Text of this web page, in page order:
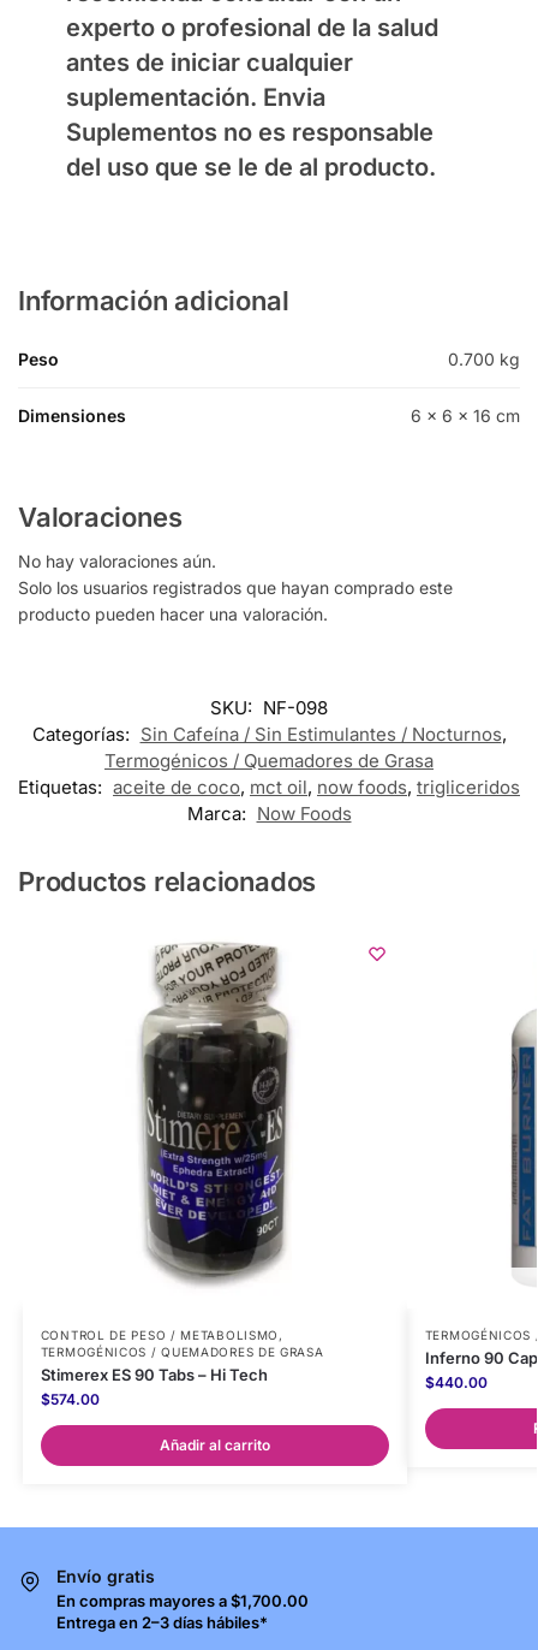
experto o profesional de la salud
antes de iniciar cualquier
suplementación. Envia
Suplementos no es responsable
del uso que se le de al producto.
Información adicional
Peso 0.700 kg
Dimensiones 6 × 6 × 16 cm
Valoraciones
No hay valoraciones aún.
Solo los usuarios registrados que hayan comprado este
producto pueden hacer una valoración.
SKU: NF-098
Categorías: Sin Cafeína / Sin Estimulantes / Nocturnos,
Termogénicos / Quemadores de Grasa
Etiquetas: aceite de coco, mct oil, now foods, trigliceridos
Marca: Now Foods
Productos relacionados
CONTROL DE PESO / METABOLISMO ,
TERMOGÉNICOS / QUEMADORES DE GRASA
Stimerex ES 90 Tabs – Hi Tech
$574.00
Añadir al carrito
TERMOGÉNICOS
Inferno 90
$440.00
Envío gratis
En compras mayores a $1,700.00
Entrega en 2–3 días hábiles*